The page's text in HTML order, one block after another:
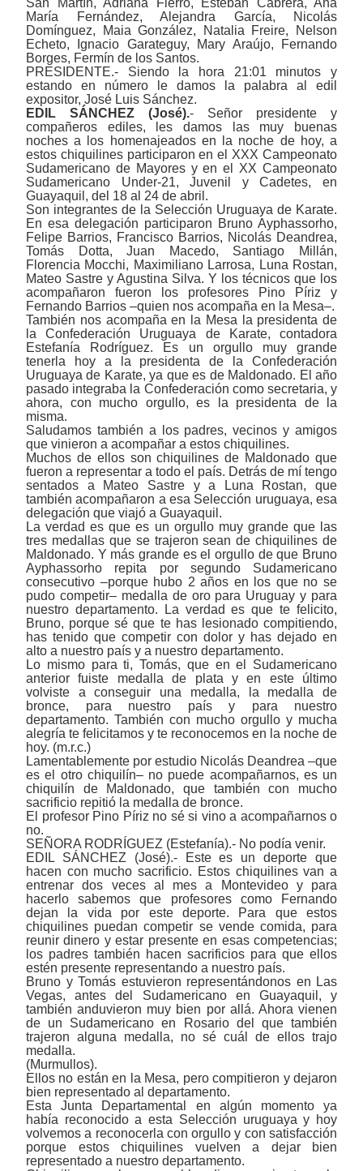
María Fernández, Alejandra García, Nicolás
Domínguez, Maia González, Natalia Freire, Nelson
Echeto, Ignacio Garateguy, Mary Araújo, Fernando
Borges, Fermín de los Santos.
PRESIDENTE.- Siendo la hora 21:01 minutos y
estando en número le damos la palabra al edil
expositor, José Luis Sánchez.
EDIL SÁNCHEZ (José).- Señor presidente y
compañeros ediles, les damos las muy buenas
noches a los homenajeados en la noche de hoy, a
estos chiquilines participaron en el XXX Campeonato
Sudamericano de Mayores y en el XX Campeonato
Sudamericano Under-21, Juvenil y Cadetes, en
Guayaquil, del 18 al 24 de abril.
Son integrantes de la Selección Uruguaya de Karate.
En esa delegación participaron Bruno Ayphassorho,
Felipe Barrios, Francisco Barrios, Nicolás Deandrea,
Tomás Dotta, Juan Macedo, Santiago Millán,
Florencia Mocchi, Maximiliano Larrosa, Luna Rostan,
Mateo Sastre y Agustina Silva. Y los técnicos que los
acompañaron fueron los profesores Pino Píriz y
Fernando Barrios ‒quien nos acompaña en la Mesa‒.
También nos acompaña en la Mesa la presidenta de
la Confederación Uruguaya de Karate, contadora
Estefanía Rodríguez. Es un orgullo muy grande
tenerla hoy a la presidenta de la Confederación
Uruguaya de Karate, ya que es de Maldonado. El año
pasado integraba la Confederación como secretaria, y
ahora, con mucho orgullo, es la presidenta de la
misma.
Saludamos también a los padres, vecinos y amigos
que vinieron a acompañar a estos chiquilines.
Muchos de ellos son chiquilines de Maldonado que
fueron a representar a todo el país. Detrás de mí tengo
sentados a Mateo Sastre y a Luna Rostan, que
también acompañaron a esa Selección uruguaya, esa
delegación que viajó a Guayaquil.
La verdad es que es un orgullo muy grande que las
tres medallas que se trajeron sean de chiquilines de
Maldonado. Y más grande es el orgullo de que Bruno
Ayphassorho repita por segundo Sudamericano
consecutivo ‒porque hubo 2 años en los que no se
pudo competir‒medalla de oro para Uruguay y para
nuestro departamento. La verdad es que te felicito,
Bruno, porque sé que te has lesionado compitiendo,
has tenido que competir con dolor y has dejado en
alto a nuestro país y a nuestro departamento.
Lo mismo para ti, Tomás, que en el Sudamericano
anterior fuiste medalla de plata y en este último
volviste a conseguir una medalla, la medalla de
bronce, para nuestro país y para nuestro
departamento. También con mucho orgullo y mucha
alegría te felicitamos y te reconocemos en la noche de
hoy. (m.r.c.)
Lamentablemente por estudio Nicolás Deandrea ‒que
es el otro chiquilín‒ no puede acompañarnos, es un
chiquilín de Maldonado, que también con mucho
sacrificio repitió la medalla de bronce.
El profesor Pino Píriz no sé si vino a acompañarnos o
no.
SEÑORA RODRÍGUEZ (Estefanía).- No podía venir.
EDIL SÁNCHEZ (José).- Este es un deporte que
hacen con mucho sacrificio. Estos chiquilines van a
entrenar dos veces al mes a Montevideo y para
hacerlo sabemos que profesores como Fernando
dejan la vida por este deporte. Para que estos
chiquilines puedan competir se vende comida, para
reunir dinero y estar presente en esas competencias;
los padres también hacen sacrificios para que ellos
estén presente representando a nuestro país.
Bruno y Tomás estuvieron representándonos en Las
Vegas, antes del Sudamericano en Guayaquil, y
también anduvieron muy bien por allá. Ahora vienen
de un Sudamericano en Rosario del que también
trajeron alguna medalla, no sé cuál de ellos trajo
medalla.
(Murmullos).
Ellos no están en la Mesa, pero compitieron y dejaron
bien representado al departamento.
Esta Junta Departamental en algún momento ya
había reconocido a esta Selección uruguaya y hoy
volvemos a reconocerla con orgullo y con satisfacción
porque estos chiquilines vuelven a dejar bien
representado a nuestro departamento.